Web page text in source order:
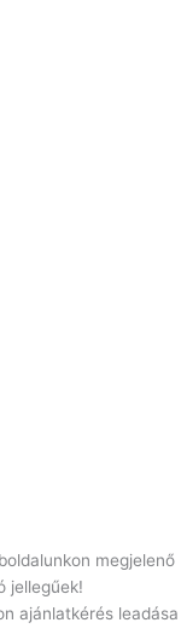
megjelenő
jellegűek!
ajánlatkérés leadása